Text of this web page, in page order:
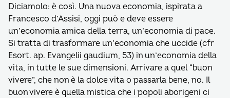
Diciamolo: è così. Una nuova economia, ispirata a
Francesco d’Assisi, oggi può e deve essere
un’economia amica della terra, un’economia di pace.
Si tratta di trasformare un’economia che uccide (cfr
Esort. ap. Evangelii gaudium, 53) in un’economia della
vita, in tutte le sue dimensioni. Arrivare a quel “buon
vivere”, che non è la dolce vita o passarla bene, no. Il
buon vivere è quella mistica che i popoli aborigeni ci